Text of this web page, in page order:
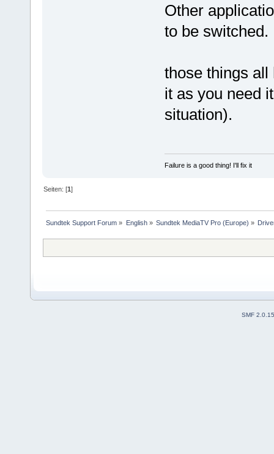
Other
to be switched.
those things
it as you need
situation).
Failure is a good thing! I'll fix it
Seiten: [1]
Sundtek Support Forum » English» Sundtek MediaTV Pro (Europe) »
SMF 2.0.15